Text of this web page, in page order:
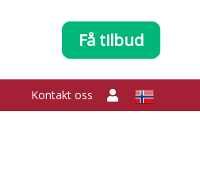
Få tilbud
Kontakt oss